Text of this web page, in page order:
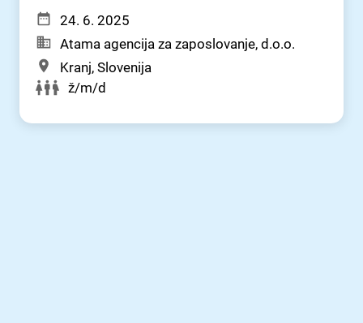
24. 6. 2025
Atama agencija za zaposlovanje, d.o.o.
Kranj, Slovenija
ž/m/d